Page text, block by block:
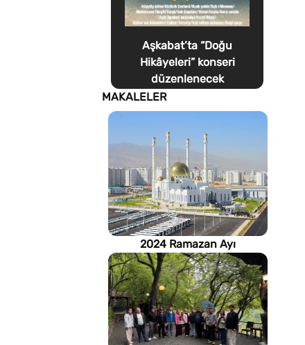
Aşkabat’ta “Doğu
Hikâyeleri” konseri
düzenlenecek
MAKALELER
2024 Ramazan Ayı
imsakiyesi (Türkmenistan)